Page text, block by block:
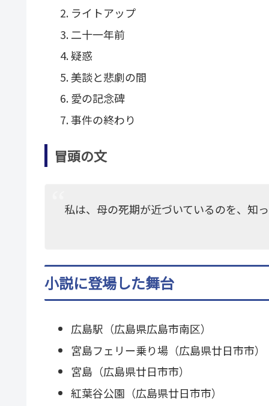
ライトアップ
二十一年前
疑惑
美談と悲劇の間
愛の記念碑
事件の終わり
冒頭の文
私は、母の死期が近づいているのを、知
小説に登場した舞台
広島駅（広島県広島市南区）
宮島フェリー乗り場（広島県廿日市市）
宮島（広島県廿日市市）
紅葉谷公園（広島県廿日市市）